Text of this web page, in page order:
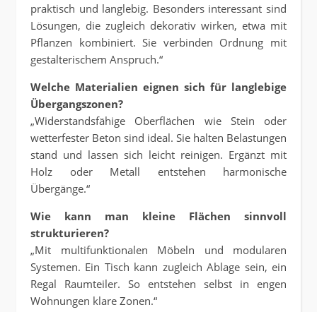
praktisch und langlebig. Besonders interessant sind
Lösungen, die zugleich dekorativ wirken, etwa mit
Pflanzen kombiniert. Sie verbinden Ordnung mit
gestalterischem Anspruch.“
Welche Materialien eignen sich für langlebige
Übergangszonen?
„Widerstandsfähige Oberflächen wie Stein oder
wetterfester Beton sind ideal. Sie halten Belastungen
stand und lassen sich leicht reinigen. Ergänzt mit
Holz oder Metall entstehen harmonische
Übergänge.“
Wie kann man kleine Flächen sinnvoll
strukturieren?
„Mit multifunktionalen Möbeln und modularen
Systemen. Ein Tisch kann zugleich Ablage sein, ein
Regal Raumteiler. So entstehen selbst in engen
Wohnungen klare Zonen.“